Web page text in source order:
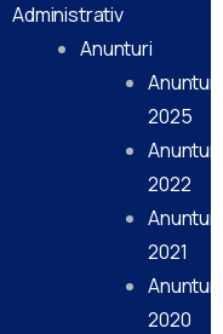
Administrativ
Anunturi
Anunturi
2025
Anunturi
2022
Anunturi
2021
Anunturi
2020